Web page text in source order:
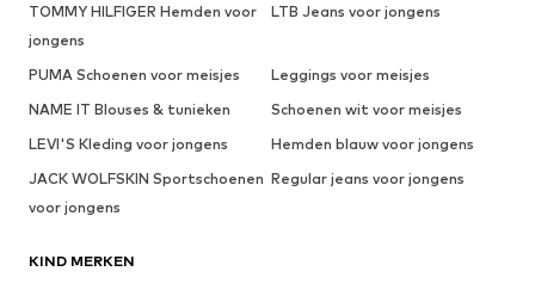
TOMMY HILFIGER Hemden voor
jongens
LTB Jeans voor jongens
PUMA Schoenen voor meisjes
Leggings voor meisjes
NAME IT Blouses & tunieken
Schoenen wit voor meisjes
LEVI'S Kleding voor jongens
Hemden blauw voor jongens
JACK WOLFSKIN Sportschoenen
voor jongens
Regular jeans voor jongens
KIND MERKEN